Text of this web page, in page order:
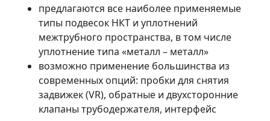
предлагаются все наиболее применяемые
типы подвесок НКТ и уплотнений
межтрубного пространства, в том числе
уплотнение типа «металл – металл»
возможно применение большинства из
современных опций: пробки для снятия
задвижек (VR), обратные и двухсторонние
клапаны трубодержателя, интерфейс